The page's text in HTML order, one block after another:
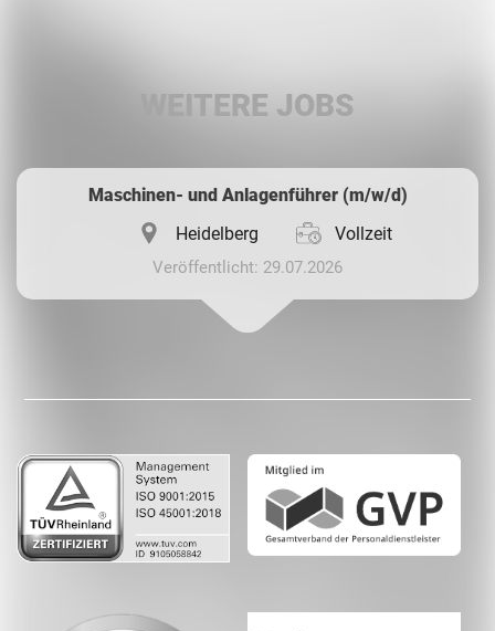
WEITERE JOBS
Maschinen- und Anlagenführer (m/w/d)
Heidelberg
Vollzeit
Veröffentlicht: 29.07.2026